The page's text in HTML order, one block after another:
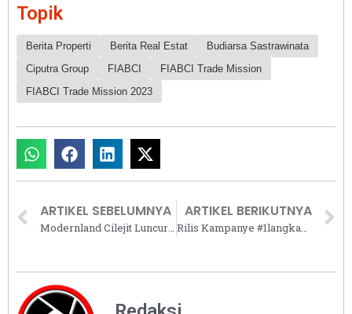
Topik
Berita Properti Berita Real Estat
Budiarsa Sastrawinata
Ciputra Group
FIABCI
FIABCI Trade Mission
FIABCI Trade Mission 2023
ARTIKEL SEBELUMNYA
Modernland Cilejit Luncurkan Rumah Rp300 Jutaan di Super Cluster Great Britania
ARTIKEL BERIKUTNYA
Rilis Kampanye #1langkahSehatkanUdara, Sharp Tingkatkan Kesadaran Akan Udara Sehat